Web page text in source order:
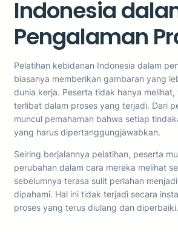
Indonesia
Pengalaman
Pelatihan kebidanan Indonesia dalam
biasanya memberikan gambaran yang
dunia kerja. Peserta tidak hanya
terlibat dalam proses yang terjadi. Dari
muncul pemahaman bahwa setiap
yang harus dipertanggungjawabkan.
Seiring berjalannya pelatihan, peserta
perubahan dalam cara mereka melihat
sebelumnya terasa sulit perlahan
dipahami. Hal ini tidak terjadi secara
proses yang terus diulang dan diperbaiki.